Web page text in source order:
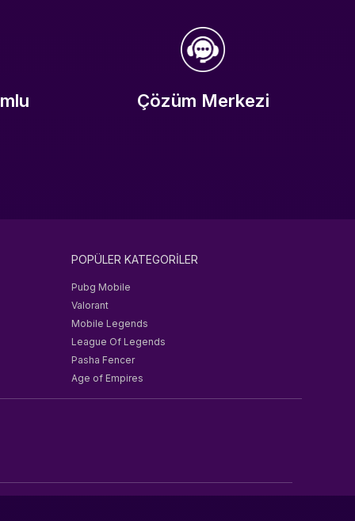
Çözüm Merkezi
POPÜLER KATEGORİLER
Pubg Mobile
Valorant
Mobile Legends
League Of Legends
Pasha Fencer
Age of Empires